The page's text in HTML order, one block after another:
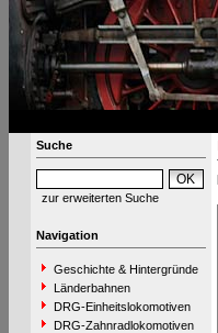
Suche
zur erweiterten Suche
Navigation
Geschichte & Hintergründe
Länderbahnen
DRG-Einheitslokomotiven
DRG-Zahnradlokomotiven